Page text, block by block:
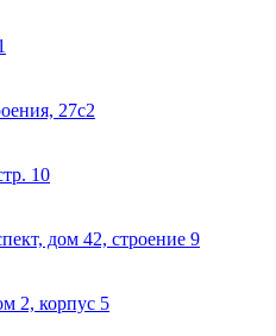
27с2
10
дом 42, строение 9
2, корпус 5